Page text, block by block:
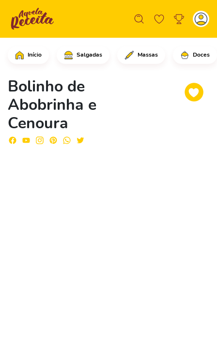
Início Salgadas Massas Doces
Bolinho de
Abobrinha e
Cenoura
Comece ralando a abobrinha com